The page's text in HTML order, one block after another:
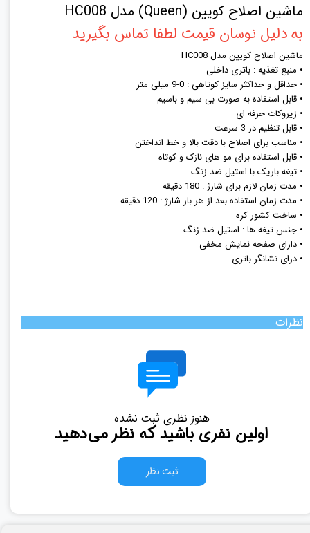
ماشین اصلاح کویین (Queen) مدل HC008
به دلیل نوسان قیمت لطفا تماس بگیرید
ماشین اصلاح کویین مدل HC008
• منبع تغذیه : باتری داخلی
• حداقل و حداکثر سایز کوتاهی : 0-9 میلی متر
• قابل استفاده به صورت بی سیم و باسیم
• زیروکات حرفه ای
• قابل تنظیم در 3 سرعت
• مناسب برای اصلاح با دقت بالا و خط انداختن
• قابل استفاده برای مو های نازک و کوتاه
• تیغه باریک با استیل ضد زنگ
• مدت زمان لازم برای شارژ : 180 دقیقه
• مدت زمان استفاده بعد از هر بار شارژ : 120 دقیقه
• ساخت کشور کره
• جنس تیغه ها : استیل ضد زنگ
• دارای صفحه نمایش مخفی
• درای نشانگر باتری
نظرات
هنوز نظری ثبت نشده
اولین نفری باشید که نظر می‌دهید
ثبت نظر